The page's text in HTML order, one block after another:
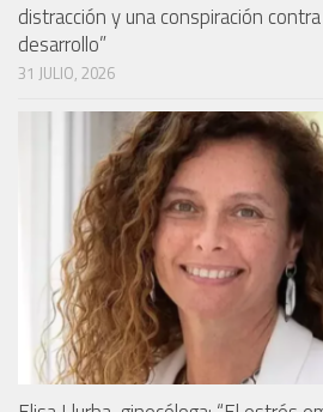
distracción y una conspiración
desarrollo”
31 JULIO, 2026